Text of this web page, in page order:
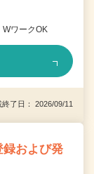
ワークOK
了日： 2026/09/11
録および発